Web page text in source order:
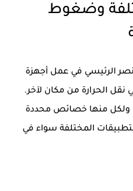
وضغوط
الرئيسي في عمل أجهزة
نقل الحرارة من مكان لآخر.
ولكل منها خصائص محددة
المختلفة سواء في